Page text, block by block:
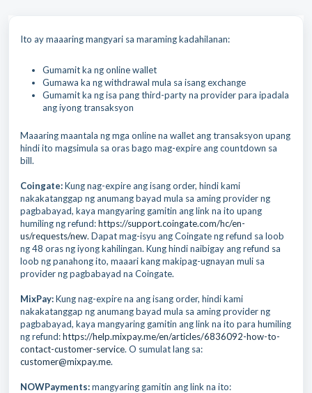
Ito ay maaaring mangyari sa maraming kadahilanan:
Gumamit ka ng online wallet
Gumawa ka ng withdrawal mula sa isang exchange
Gumamit ka ng isa pang third-party na provider para ipadala
ang iyong transaksyon
Maaaring maantala ng mga online na wallet ang transaksyon upang
hindi ito magsimula sa oras bago mag-expire ang countdown sa
bill.
Coingate:Kung nag-expire ang isang order, hindi kami
nakakatanggap ng anumang bayad mula sa aming provider ng
pagbabayad, kaya mangyaring gamitin ang link na ito upang
humiling ng refund:https://support.coingate.com/hc/en-
us/requests/new. Dapat mag-isyu ang Coingate ng refund sa loob
ng 48 oras ng iyong kahilingan. Kung hindi naibigay ang refund sa
loob ng panahong ito, maaari kang makipag-ugnayan muli sa
provider ng pagbabayad na Coingate.
MixPay:Kung nag-expire na ang isang order, hindi kami
nakakatanggap ng anumang bayad mula sa aming provider ng
pagbabayad, kaya mangyaring gamitin ang link na ito para humiling
ng refund:https://help.mixpay.me/en/articles/6836092-how-to-
contact-customer-service. O sumulat lang sa:
customer@mixpay.me.
NOWPayments:mangyaring gamitin ang link na ito: